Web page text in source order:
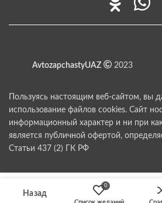
AvtozapchastyUAZ 2023
Пользуясь настоящим веб-сайтом, вы
использование файлов cookies. Сайт
информационный характер и ни при
является публичной офертой,
Статьи 437 (2) ГК РФ
0